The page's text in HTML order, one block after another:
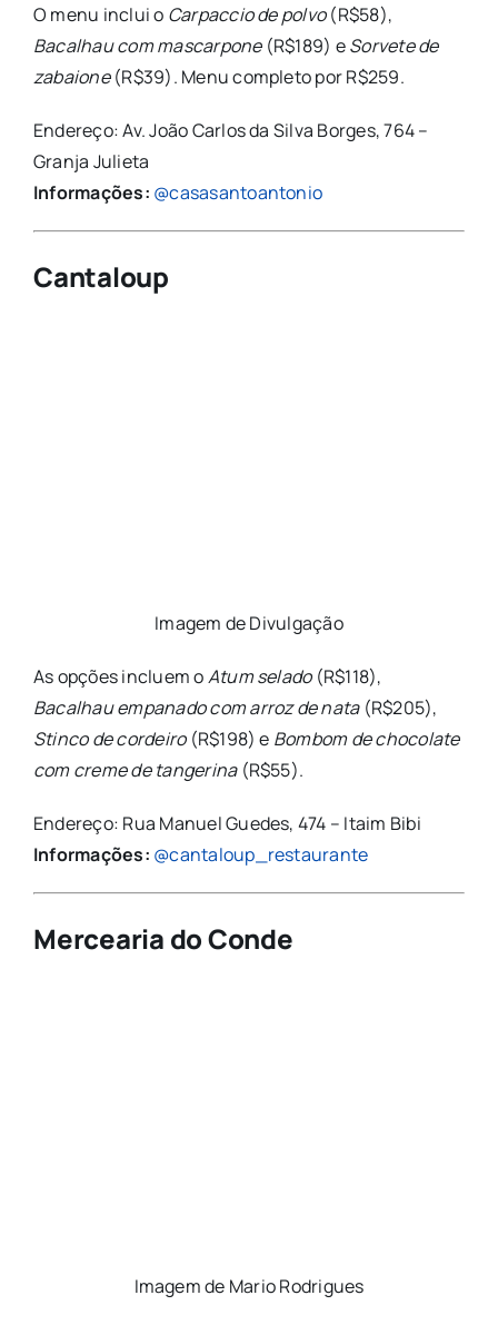
O menu inclui o Carpaccio de polvo(R$58),
Bacalhau com mascarpone(R$189) eSorvete de
zabaione(R$39). Menu completo por R$259.
Endereço: Av. João Carlos da Silva Borges, 764 –
Granja Julieta
Informações: @casasantoantonio
Cantaloup
Imagem de Divulgação
As opções incluem oAtum selado(R$118),
Bacalhau empanado com arroz de nata(R$205),
Stinco de cordeiro(R$198) e Bombom de chocolate
com creme de tangerina(R$55).
Endereço: Rua Manuel Guedes, 474 – Itaim Bibi
Informações: @cantaloup_restaurante
Mercearia do Conde
Imagem de Mario Rodrigues